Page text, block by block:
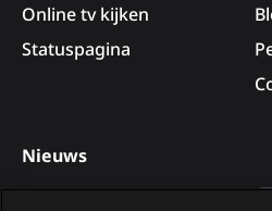
Online tv kijken
Statuspagina
Nieuws
Deelnemers van B&B Vol